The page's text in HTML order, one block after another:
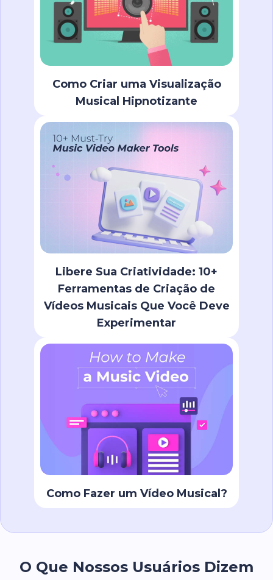
Como Criar uma Visualização
Musical Hipnotizante
Libere Sua Criatividade: 10+
Ferramentas de Criação de
Vídeos Musicais Que Você Deve
Experimentar
Como Fazer um Vídeo Musical?
O Que Nossos Usuários Dizem